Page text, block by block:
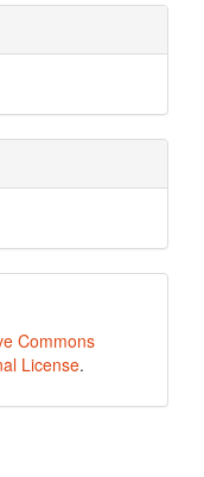
Commons
License.